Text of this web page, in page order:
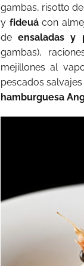
gambas, risotto
y fideuácon
deensaladas y
gambas),
mejillones al
pescados
hamburguesa